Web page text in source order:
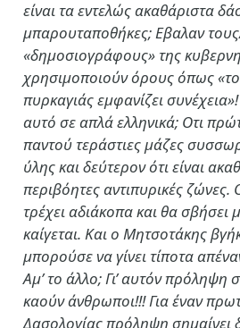
είναι τα εντελώς ακαθάριστα
μπαρουταποθήκες; Εβαλαν
«δημοσιογράφους» της
χρησιμοποιούν όρους όπως
πυρκαγιάς εμφανίζει
αυτό σε απλά ελληνικά; Οτι
παντού τεράστιες μάζες
ύλης και δεύτερον ότι είναι
περιβόητες αντιπυρικές
τρέχει αδιάκοπα και θα σβήσει
καίγεται. Και ο Μητσοτάκης
μπορούσε να γίνει τίποτα
Αμ’ το άλλο; Γι’ αυτόν πρόληψη
καούν άνθρωποι!!! Για έναν
Δασολογίας πρόληψη σημαίνει